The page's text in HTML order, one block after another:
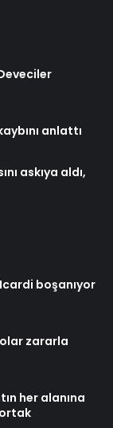
anlattı
askıya aldı,
boşanıyor
zararla
her alanına